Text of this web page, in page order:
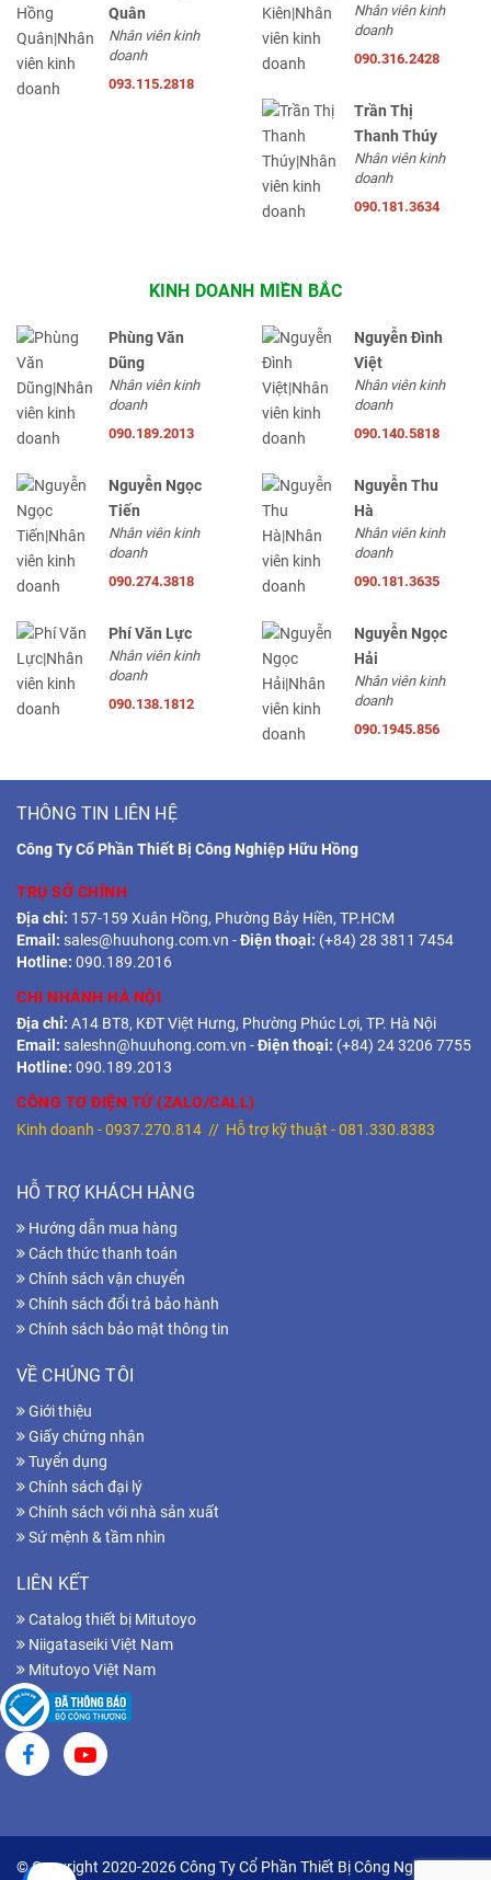
Quân
Nhân viên kinh
doanh
093.115.2818
Nhân viên kinh
doanh
090.316.2428
Trần Thị
Thanh Thúy
Nhân viên kinh
doanh
090.181.3634
KINH DOANH MIỀN BẮC
Phùng Văn
Dũng
Nhân viên kinh
doanh
090.189.2013
Nguyễn Đình
Việt
Nhân viên kinh
doanh
090.140.5818
Nguyễn Ngọc
Tiến
Nhân viên kinh
doanh
090.274.3818
Nguyễn Thu
Hà
Nhân viên kinh
doanh
090.181.3635
Phí Văn Lực
Nhân viên kinh
doanh
090.138.1812
Nguyễn Ngọc
Hải
Nhân viên kinh
doanh
090.1945.856
THÔNG TIN LIÊN HỆ
Công Ty Cổ Phần Thiết Bị Công Nghiệp Hữu Hồng
TRỤ SỞ CHÍNH
Địa chỉ: 157-159 Xuân Hồng, Phường Bảy Hiền, TP.HCM
Email: sales@huuhong.com.vn -Điện thoại: (+84) 28 3811 7454
Hotline: 090.189.2016
CHI NHÁNH HÀ NỘI
Địa chỉ: A14 BT8, KĐT Việt Hưng, Phường Phúc Lợi, TP. Hà Nội
Email: saleshn@huuhong.com.vn -Điện thoại: (+84) 24 3206 7755
Hotline: 090.189.2013
CÔNG TƠ ĐIỆN TỬ (ZALO/CALL)
Kinh doanh -0937.270.814 // Hỗ trợ kỹ thuật -081.330.8383
HỖ TRỢ KHÁCH HÀNG
Hướng dẫn mua hàng
Cách thức thanh toán
Chính sách vận chuyển
Chính sách đổi trả bảo hành
Chính sách bảo mật thông tin
VỀ CHÚNG TÔI
Giới thiệu
Giấy chứng nhận
Tuyển dụng
Chính sách đại lý
Chính sách với nhà sản xuất
Sứ mệnh & tầm nhìn
LIÊN KẾT
Catalog thiết bị Mitutoyo
Niigataseiki Việt Nam
Mitutoyo Việt Nam
© Copyright 2020-2026 Công Ty Cổ Phần Thiết Bị Công Nghiệp Hữu